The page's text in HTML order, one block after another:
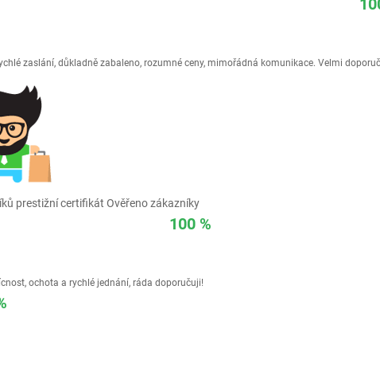
zaslání, důkladně zabaleno, rozumné ceny, mimořádná komunikace. Velmi
prestižní certifikát Ověřeno zákazníky
100 %
ochota a rychlé jednání, ráda doporučuji!